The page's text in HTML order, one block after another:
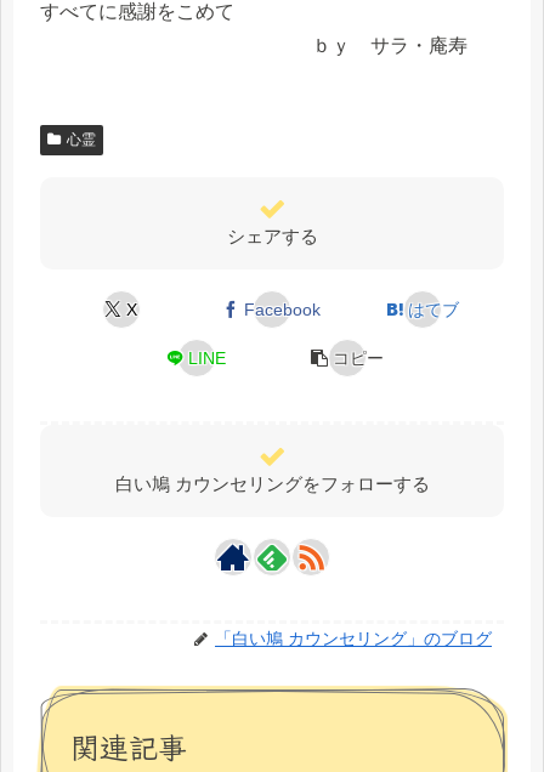
すべてに感謝をこめて
ｂｙ サラ・庵寿
心霊
シェアする
X Facebook はてブ
LINE コピー
白い鳩 カウンセリングをフォローする
「白い鳩 カウンセリング」のブログ
関連記事